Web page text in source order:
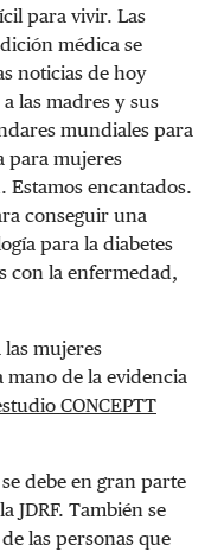
para vivir. Las
médica se
noticias de hoy
las madres y sus
mundiales para
para mujeres
Estamos encantados.
conseguir una
para la diabetes
con la enfermedad,
mujeres
mano de la evidencia
CONCEPTT
debe en gran parte
JDRF. También se
las personas que